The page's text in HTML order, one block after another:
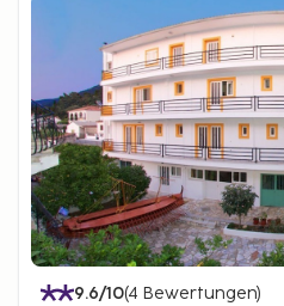
9.6/10(4 Bewertungen)